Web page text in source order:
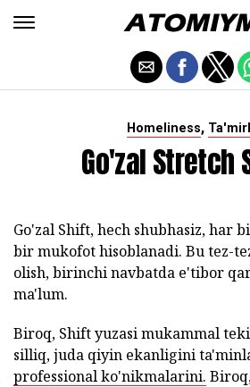
Homeliness,
Go'zal Stretch
Go'zal Shift, hech shubhasiz, har
bir mukofot hisoblanadi. Bu tez-
olish, birinchi navbatda e'tibor
ma'lum.
Biroq, Shift yuzasi mukammal
silliq, juda qiyin ekanligini
professional ko'nikmalarini.